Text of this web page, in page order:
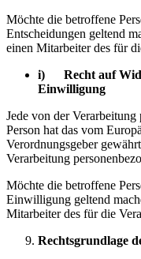
Möchte die betroffene
Entscheidungen geltend
einen Mitarbeiter des für
i) Recht auf
Einwilligung
Jede von der
Person hat das vom
Verordnungsgeber
Verarbeitung
Möchte die betroffene
Einwilligung geltend
Mitarbeiter des für die
Rechtsgrundlage